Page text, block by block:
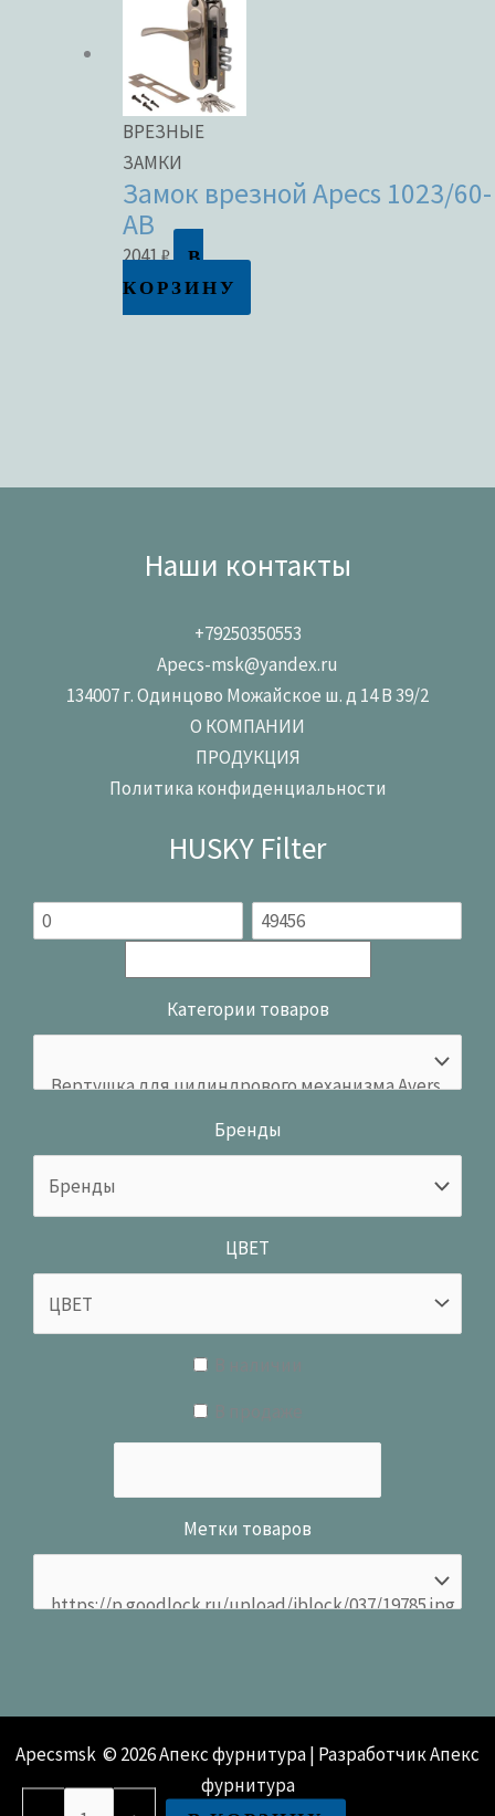
ВРЕЗНЫЕ
ЗАМКИ
Замок врезной Apecs 1023/60-
AB
2041₽
В
КОРЗИНУ
Наши контакты
+79250350553
Apecs-msk@yandex.ru
134007 г. Одинцово Можайское ш. д 14 В 39/2
О КОМПАНИИ
ПРОДУКЦИЯ
Политика конфиденциальности
HUSKY Filter
Категории товаров
Бренды
ЦВЕТ
Метки товаров
Apecsmsk © 2026 Апекс фурнитура | Разработчик Апекс
фурнитура